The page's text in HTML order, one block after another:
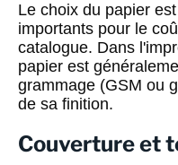
Le choix du papier
importants pour le
catalogue. Dans
papier est
grammage (GSM ou
de sa finition.
Couverture et